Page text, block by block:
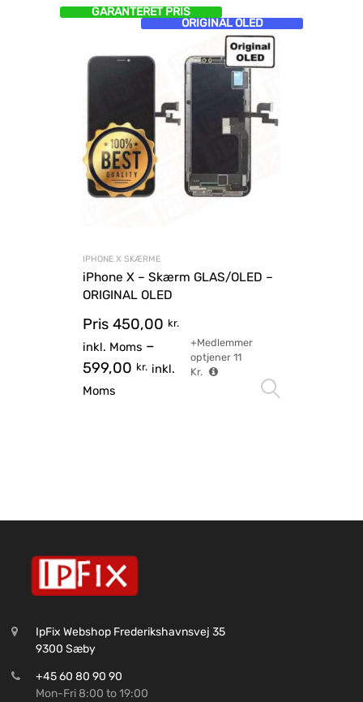
GARANTERET PRIS
ORIGINAL OLED
IPHONE X SKÆRME
iPhone X – Skærm GLAS/OLED –
ORIGINAL OLED
Pris 450,00 kr.
inkl. Moms –
599,00 kr. inkl.
Moms
+Medlemmer
optjener 11
Kr.
IpFix Webshop Frederikshavnsvej 35
9300 Sæby
+45 60 80 90 90
Mon-Fri 8:00 to 19:00